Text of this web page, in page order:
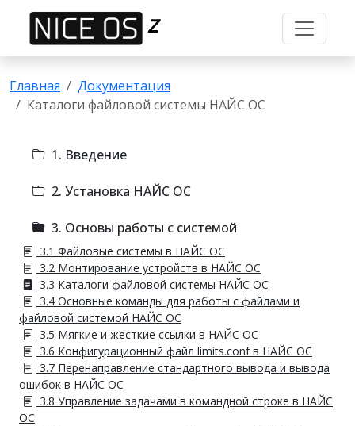
Z
Главная
Документация
Каталоги файловой системы НАЙС ОС
1. Введение
2. Установка НАЙС ОС
3. Основы работы с системой
3.1 Файловые системы в НАЙС ОС
3.2 Монтирование устройств в НАЙС ОС
3.3 Каталоги файловой системы НАЙС ОС
3.4 Основные команды для работы с файлами и
файловой системой НАЙС ОС
3.5 Мягкие и жесткие ссылки в НАЙС ОС
3.6 Конфигурационный файл limits.conf в НАЙС ОС
3.7 Перенаправление стандартного вывода и вывода
ошибок в НАЙС ОС
3.8 Управление задачами в командной строке в НАЙС
ОС